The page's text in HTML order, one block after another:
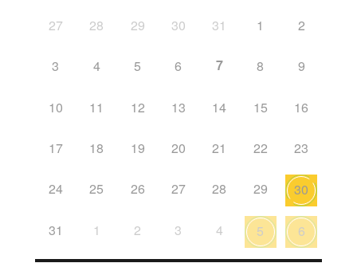
27
28 29 30 31 1 2
3 4 5 6 7 8 9
10 11 12 13 14 15 16
17 18 19 20 21 22 23
24 25 26 27 28 29 30
31 1 2 3 4 5 6